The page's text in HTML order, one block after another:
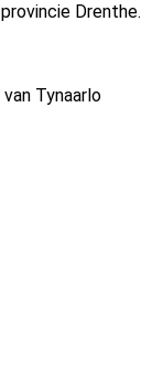
Drenthe.
Tynaarlo